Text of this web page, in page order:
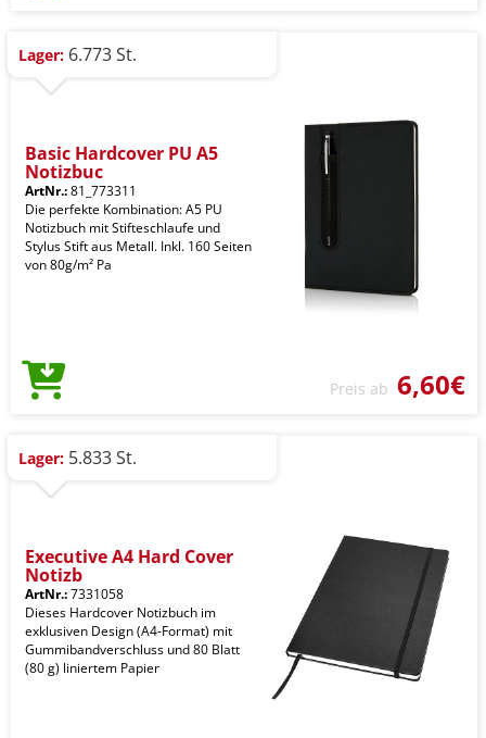
Lager: 6.773 St.
Basic Hardcover PU A5
Notizbuc
ArtNr.:81_773311
Die perfekte Kombination: A5 PU
Notizbuch mit Stifteschlaufe und
Stylus Stift aus Metall. Inkl. 160 Seiten
von 80g/m² Pa
Preis ab 6,60€
Lager: 5.833 St.
Executive A4 Hard Cover
Notizb
ArtNr.:7331058
Dieses Hardcover Notizbuch im
exklusiven Design (A4-Format) mit
Gummibandverschluss und 80 Blatt
(80 g) liniertem Papier